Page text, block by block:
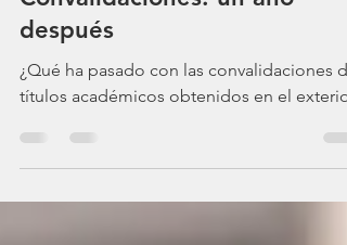
Educación, educación virtual
Convalidaciones: un año
después
¿Qué ha pasado con las convalidaciones de
títulos académicos obtenidos en el